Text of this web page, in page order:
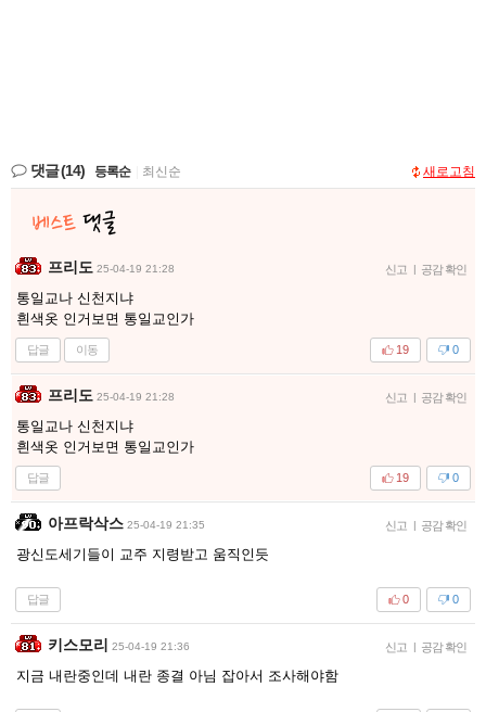
댓글(14) 등록순 최신순 새로고침
프리도 25-04-19 21:28 신고 | 공감 확인
통일교나 신천지냐
흰색옷 인거보면 통일교인가
답글 이동 0
19
프리도 25-04-19 21:28 신고 | 공감 확인
통일교나 신천지냐
흰색옷 인거보면 통일교인가
답글 0
19
아프락삭스 25-04-19 21:35 신고 | 공감 확인
광신도세기들이 교주 지령받고 움직인듯
답글 0
0
키스모리 25-04-19 21:36 신고 | 공감 확인
지금 내란중인데 내란 종결 아님 잡아서 조사해야함